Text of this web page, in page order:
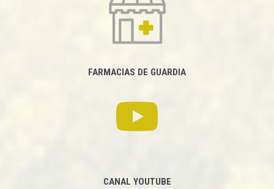
FARMACIAS DE GUARDIA
CANAL YOUTUBE